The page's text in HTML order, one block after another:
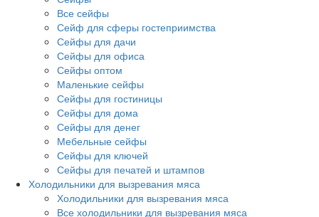
Все сейфы
Сейф для сферы гостеприимства
Сейфы для дачи
Сейфы для офиса
Сейфы оптом
Маленькие сейфы
Сейфы для гостиницы
Сейфы для дома
Сейфы для денег
Мебельные сейфы
Сейфы для ключей
Сейфы для печатей и штампов
Холодильники для вызревания мяса
Холодильники для вызревания мяса
Все холодильники для вызревания мяса